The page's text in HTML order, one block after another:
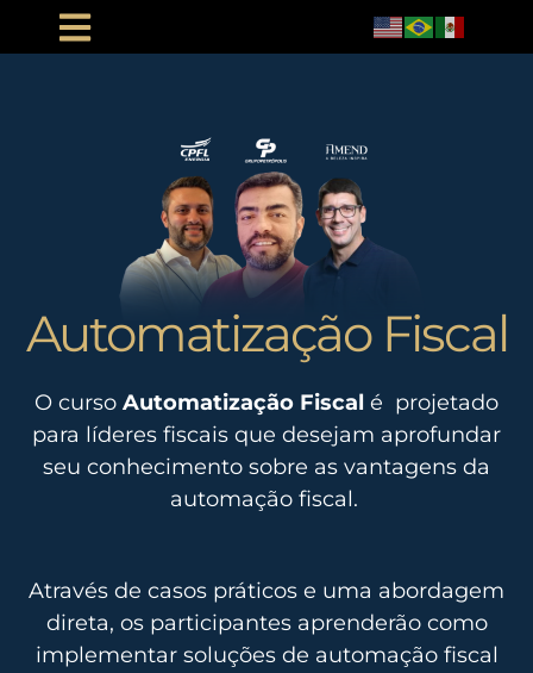
Automatização Fiscal
O curso Automatização Fiscal é projetado
para líderes fiscais que desejam aprofundar
seu conhecimento sobre as vantagens da
automação fiscal.
Através de casos práticos e uma abordagem
direta, os participantes aprenderão como
implementar soluções de automação fiscal